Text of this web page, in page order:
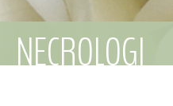
NECROLOGI